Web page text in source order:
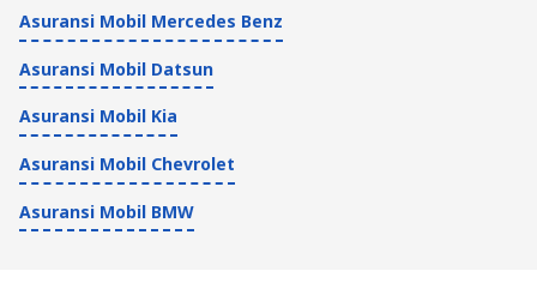
Asuransi Mobil Mercedes Benz
Asuransi Mobil Datsun
Asuransi Mobil Kia
Asuransi Mobil Chevrolet
Asuransi Mobil BMW